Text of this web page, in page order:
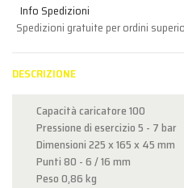
Info Spedizioni
Spedizioni gratuite per ordini
DESCRIZIONE
Capacità caricatore 100
Pressione di esercizio 5 - 7 bar
Dimensioni 225 x 165 x 45 mm
Punti 80 - 6 / 16 mm
Peso 0,86 kg